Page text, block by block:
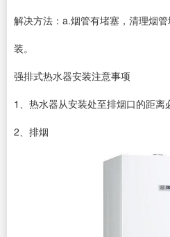
解决方法：a.烟管有堵塞，清理烟
装。
强排式热水器安装注意事项
1、热水器从安装处至排烟口的距离
2、排烟